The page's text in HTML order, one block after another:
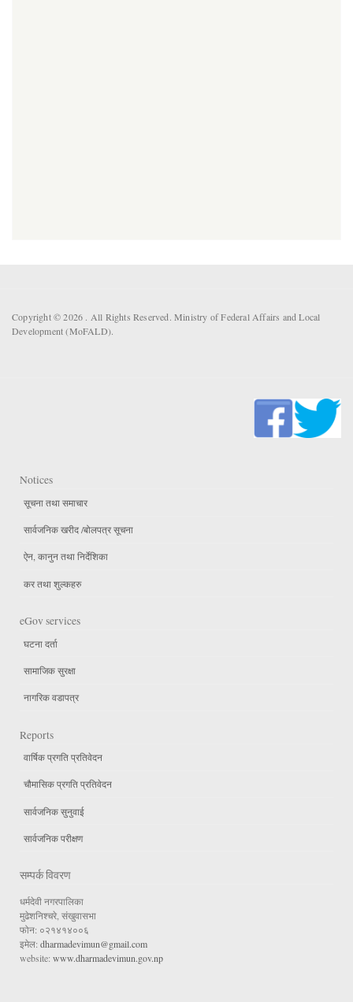
Copyright © 2026 . All Rights Reserved. Ministry of Federal Affairs and Local
Development (MoFALD).
Notices
सूचना तथा समाचार
सार्वजनिक खरीद /बोलपत्र सूचना
ऐन, कानुन तथा निर्देशिका
कर तथा शुल्कहरु
eGov services
घटना दर्ता
सामाजिक सुरक्षा
नागरिक वडापत्र
Reports
वार्षिक प्रगति प्रतिवेदन
चौमासिक प्रगति प्रतिवेदन
सार्वजनिक सुनुवाई
सार्वजनिक परीक्षण
सम्पर्क विवरण
धर्मदेवी नगरपालिका
मुढेशनिश्चरे, संखुवासभा
फोन: ०२१४१४००६
इमेल: dharmadevimun@gmail.com
website: www.dharmadevimun.gov.np